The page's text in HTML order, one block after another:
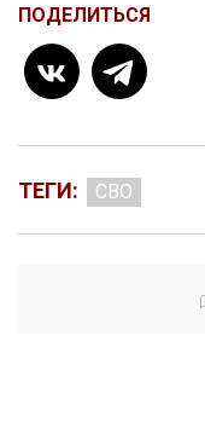
ПОДЕЛИТЬСЯ
ТЕГИ: СВО